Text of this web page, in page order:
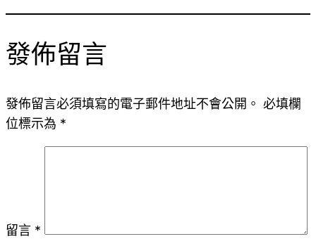
發佈留言
發佈留言必須填寫的電子郵件地址不會公開。 必填欄
位標示為 *
留言 *